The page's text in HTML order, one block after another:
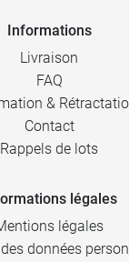
Informations
Livraison
FAQ
&
Contact
Rappels de lots
légales
légales
données